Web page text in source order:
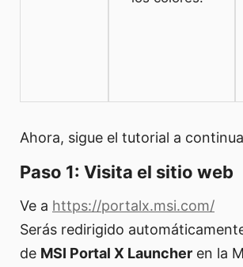
Ahora, sigue el tutorial a
Paso 1: Visita el sitio web
Ve a https://portalx.msi.com/
Serás redirigido
de MSI Portal X Launcher en la